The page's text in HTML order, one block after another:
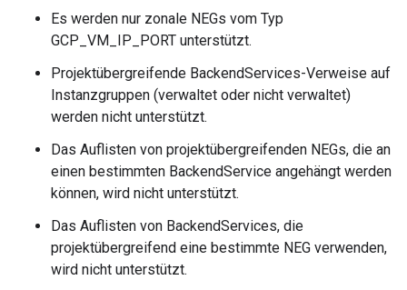
Es werden nur zonale NEGs vom Typ
GCP_VM_IP_PORT unterstützt.
Projektübergreifende BackendServices-Verweise auf
Instanzgruppen (verwaltet oder nicht verwaltet)
werden nicht unterstützt.
Das Auflisten von projektübergreifenden NEGs, die an
einen bestimmten BackendService angehängt werden
können, wird nicht unterstützt.
Das Auflisten von BackendServices, die
projektübergreifend eine bestimmte NEG verwenden,
wird nicht unterstützt.